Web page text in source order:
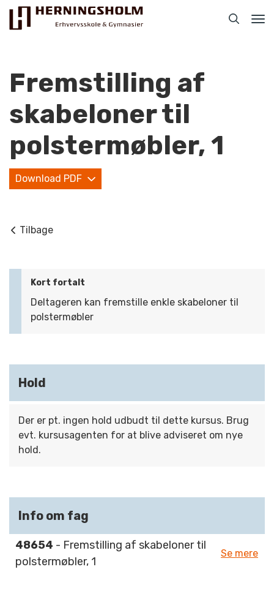
Praktisk
For ledige
For beskæftigede
Kontakt
Fremstilling af
skabeloner til
polstermøbler, 1
Download PDF
Tilbage
Kort fortalt
Deltageren kan fremstille enkle skabeloner til
polstermøbler
Hold
Der er pt. ingen hold udbudt til dette kursus. Brug
evt. kursusagenten for at blive adviseret om nye
hold.
Info om fag
48654 - Fremstilling af skabeloner til
polstermøbler, 1
Se mere